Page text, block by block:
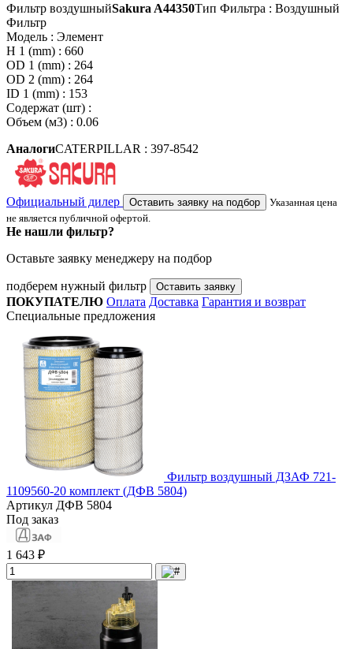
Фильтр воздушныйSakura A44350Тип Фильтра : Воздушный
Фильтр
Модель : Элемент
H 1 (mm) : 660
OD 1 (mm) : 264
OD 2 (mm) : 264
ID 1 (mm) : 153
Содержат (шт) :
Объем (м3) : 0.06
АналогиCATERPILLAR : 397-8542
Официальный дилер Оставить заявку на подбор
Указанная цена
не является публичной офертой.
Не нашли фильтр?
Оставьте заявку менеджеру на подбор
подберем нужный фильтр Оставить заявку
ПОКУПАТЕЛЮ Оплата Доставка Гарантия и возврат
Специальные предложения
Фильтр воздушный ДЗАФ 721-
1109560-20 комплект (ДФВ 5804)
Артикул ДФВ 5804
Под заказ
1 643 ₽